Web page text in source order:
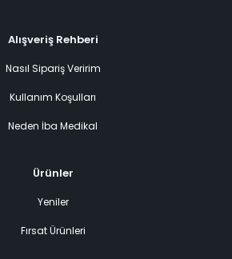
Alışveriş Rehberi
Nasıl Sipariş Veririm
Kullanım Koşulları
Neden İba Medikal
Ürünler
Yeniler
Fırsat Ürünleri